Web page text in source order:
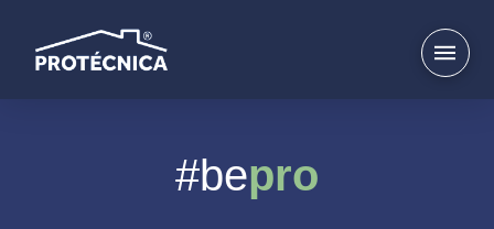
#bepro